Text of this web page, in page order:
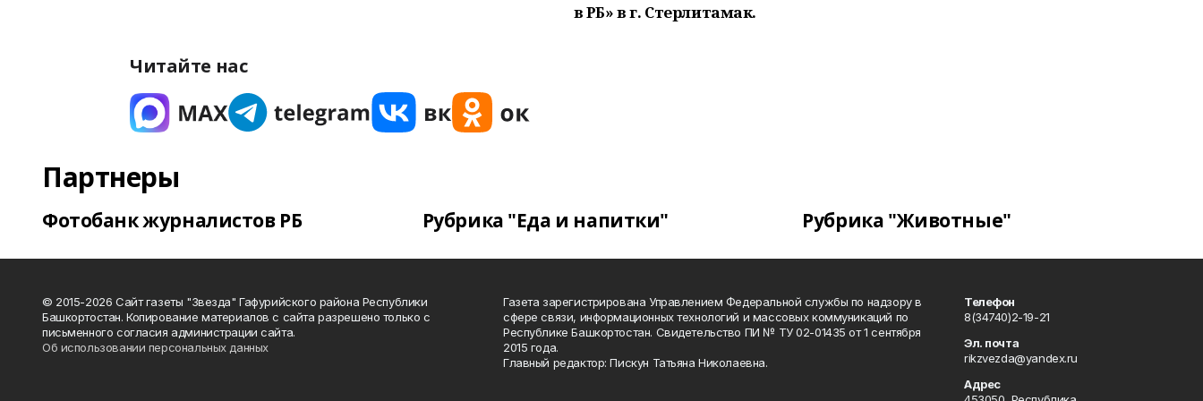
в РБ» в г. Стерлитамак.
Читайте нас
Партнеры
Фотобанк журналистов РБ Рубрика "Еда и напитки" Рубрика "Животные"
© 2015-2026 Сайт газеты "Звезда" Гафурийского района Республики
Башкортостан. Копирование материалов с сайта разрешено только с
письменного согласия администрации сайта.
Об использовании персональных данных
Газета зарегистрирована Управлением Федеральной службы по надзору в
сфере связи, информационных технологий и массовых коммуникаций по
Республике Башкортостан. Свидетельство ПИ № ТУ 02-01435 от 1 сентября
2015 года.
Главный редактор: Пискун Татьяна Николаевна.
Телефон
8(34740)2-19-21
Эл. почта
rikzvezda@yandex.ru
Адрес